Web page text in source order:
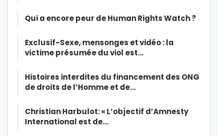
Qui a encore peur de Human Rights Watch ?
Exclusif-Sexe, mensonges et vidéo : la
victime présumée du viol est…
Histoires interdites du financement des ONG
de droits de l’Homme et de…
Christian Harbulot: « L’objectif d’Amnesty
International est de…